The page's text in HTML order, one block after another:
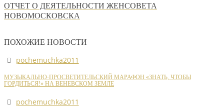
ОТЧЕТ О ДЕЯТЕЛЬНОСТИ ЖЕНСОВЕТА
НОВОМОСКОВСКА
ПОХОЖИЕ НОВОСТИ
pochemuchka2011
МУЗЫКАЛЬНО-ПРОСВЕТИТЕЛЬСКИЙ МАРАФОН «ЗНАТЬ, ЧТОБЫ
ГОРДИТЬСЯ!» НА ВЕНЕВСКОМ ЗЕМЛЕ
pochemuchka2011